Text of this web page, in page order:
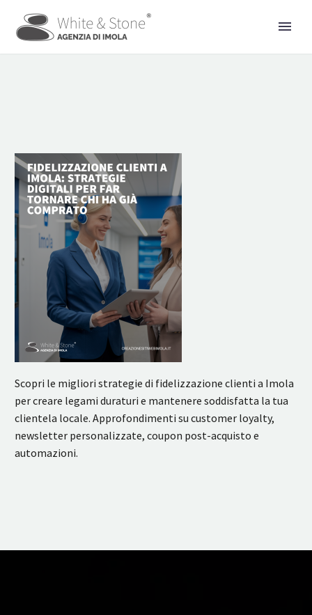
Scopri le migliori strategie di fidelizzazione clienti a Imola
per creare legami duraturi e mantenere soddisfatta la tua
clientela locale. Approfondimenti su customer loyalty,
newsletter personalizzate, coupon post-acquisto e
automazioni.